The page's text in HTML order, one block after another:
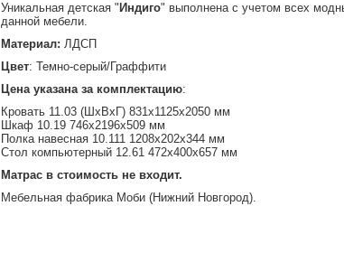
Уникальная детская " Индиго" выполнена с учетом всех
данной мебели.
Материал: ЛДСП
Цвет: Темно-серый/Граффити
Цена указана за комплектацию:
Кровать 11.03 (ШхВхГ) 831х1125х2050 мм
Шкаф 10.19 746х2196х509 мм
Полка навесная 10.111 1208х202х344 мм
Стол компьютерный 12.61 472х400х657 мм
Матрас в стоимость не входит.
Мебельная фабрика Моби (Нижний Новгород).